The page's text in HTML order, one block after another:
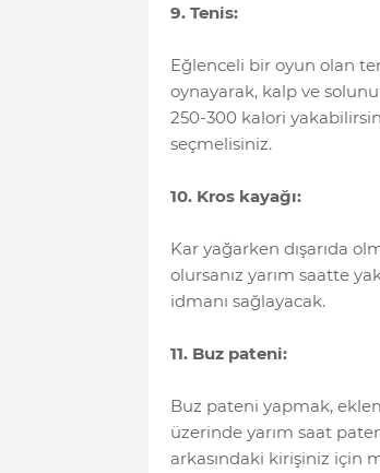
9. Tenis:
Eğlenceli bir oyun olan
oynayarak, kalp ve
250-300 kalori
seçmelisiniz.
10. Kros kayağı:
Kar yağarken dışarıda
olursanız yarım saatte
idmanı sağlayacak.
11. Buz pateni:
Buz pateni yapmak,
üzerinde yarım saat
arkasındaki kirişiniz için